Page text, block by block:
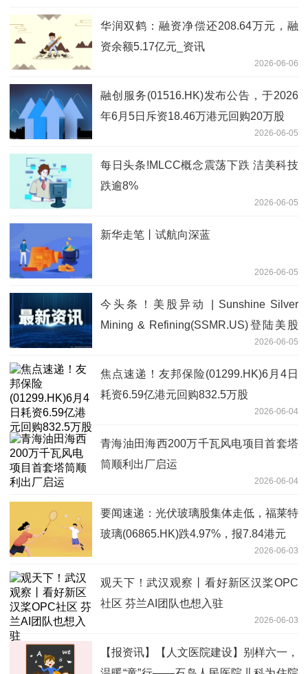
华润双鹤：融资净偿还208.64万元，融
资余额5.17亿元_资讯
2026-06-06
融创服务(01516.HK)发布公告，于2026
年6月5日斥资18.46万港元回购20万股
2026-06-05
每日头条!MLCC概念震荡下跌 洁美科技
跌逾8%
2026-06-05
新华走笔丨试航向深蓝
2026-06-05
今头条！美股异动 | Sunshine Silver
Mining & Refining(SSMR.US)登陆美股
2026-06-05
焦点速递！友邦保险(01299.HK)6月4日
耗资6.59亿港元回购832.5万股
2026-06-04
青海油田海西200万千瓦风电项目首套塔
筒顺利出厂启运
2026-06-04
要闻速递：光伏玻璃股集体走低，福莱特
玻璃(06865.HK)跌4.97%，报7.84港元
2026-06-03
观天下！武汉观察丨看好新区汉桨OPC
社区 芬兰AI团队也想入驻
2026-06-03
【报资讯】【人文医院建设】别样六一，